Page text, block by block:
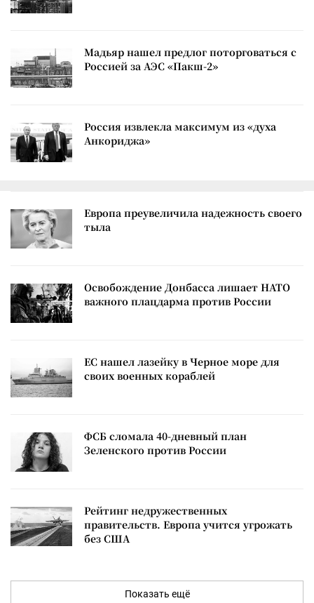
Мадьяр нашел предлог поторговаться с
Россией за АЭС «Пакш-2»
Россия извлекла максимум из «духа
Анкориджа»
Европа преувеличила надежность своего
тыла
Освобождение Донбасса лишает НАТО
важного плацдарма против России
ЕС нашел лазейку в Черное море для
своих военных кораблей
ФСБ сломала 40-дневный план
Зеленского против России
Рейтинг недружественных
правительств. Европа учится угрожать
без США
Показать ещё